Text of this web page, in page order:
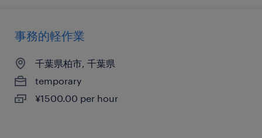
事務的軽作業
千葉県柏市, 千葉県
temporary
¥1500.00 per hour